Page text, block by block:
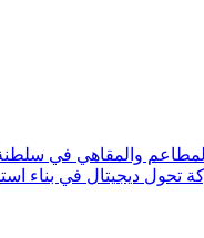
والمقاهي في
تحول ديجيتال في بناء